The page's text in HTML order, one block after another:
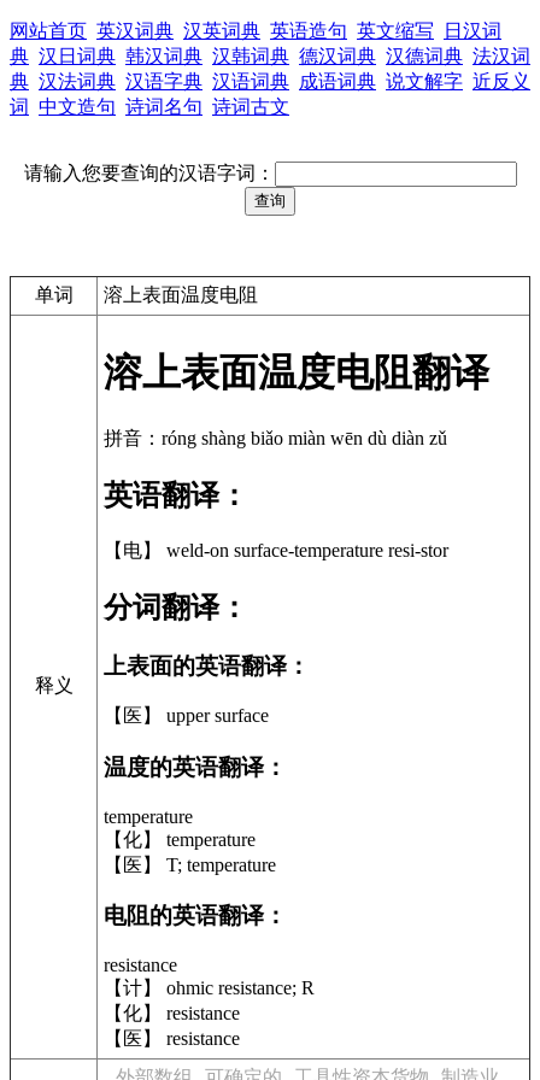
网站首页 英汉词典 汉英词典 英语造句 英文缩写
日汉词
典 汉日词典 韩汉词典 汉韩词典 德汉词典 汉德词典 法汉词
典 汉法词典 汉语字典 汉语词典 成语词典 说文解字 近反义
词 中文造句 诗词名句 诗词古文
请输入您要查询的汉语字词：
单词 溶上表面温度电阻
释义
溶上表面温度电阻翻译
拼音：róng shàng biǎo miàn wēn dù diàn zǔ
英语翻译：
【电】 weld-on surface-temperature resi-stor
分词翻译：
上表面的英语翻译：
【医】 upper surface
温度的英语翻译：
temperature
【化】 temperature
【医】 T; temperature
电阻的英语翻译：
resistance
【计】 ohmic resistance; R
【化】 resistance
【医】 resistance